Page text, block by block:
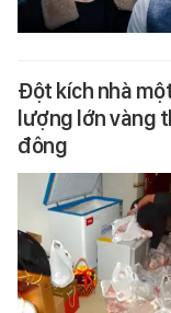
Đột kích nhà
lượng lớn vàng
đông